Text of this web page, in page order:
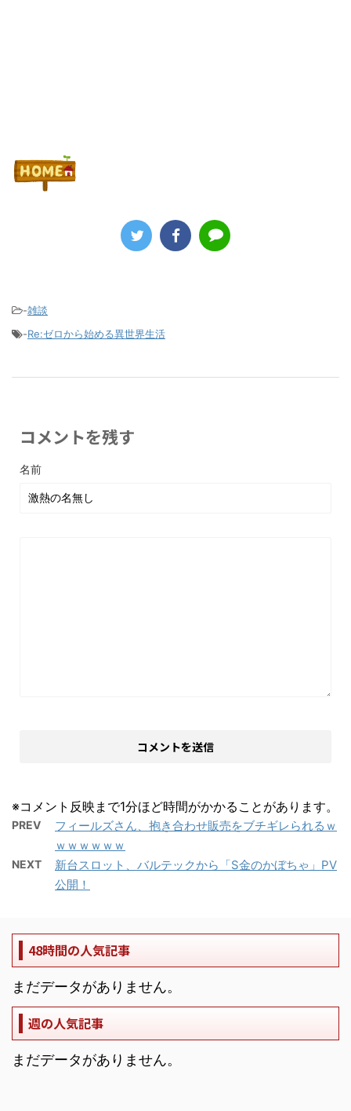
-雑談
-Re:ゼロから始める異世界生活
コメントを残す
名前
※コメント反映まで1分ほど時間がかかることがあります。
PREV
フィールズさん、抱き合わせ販売をブチギレられるｗ
ｗｗｗｗｗｗ
NEXT
新台スロット、バルテックから「S金のかぼちゃ」PV
公開！
48時間の人気記事
まだデータがありません。
週の人気記事
まだデータがありません。